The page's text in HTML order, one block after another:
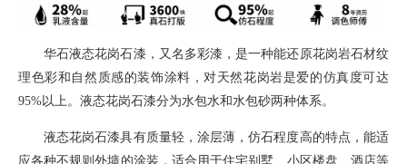
华石液态花岗石漆， 又名多彩漆，是一种能还原花岗岩石材纹
理色彩和自然质感的装饰涂料 ，对天然花岗岩是爱的仿真度可达
95%以上。液态花岗石漆分为水包水和水包砂两种体系。
液态花岗石漆具有质量轻，涂层薄，仿石程度高的特点，能适
应各种不规则外墙的涂装 ， 适合用于住宅别墅、小区楼盘、酒店等